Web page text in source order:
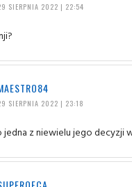
SIERPNIA 2022 | 22:54
SIERPNIA 2022 | 23:18
jedna z niewielu jego decyzji